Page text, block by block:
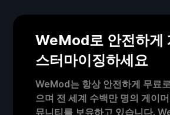
WeMod로 안전하게
스터마이징하세요
WeMod는 항상 안전하게 무료
으며 전 세계 수백만 명의 게이
뮤니티를 보유하고 있습니다.